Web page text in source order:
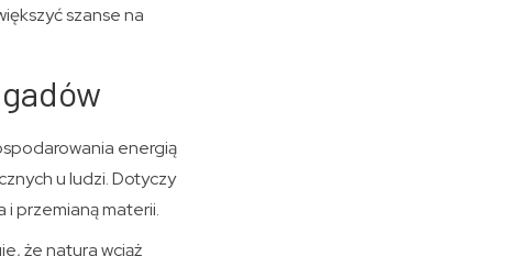
szanse na
energią
u ludzi. Dotyczy
i przemianą materii.
że natura wciąż